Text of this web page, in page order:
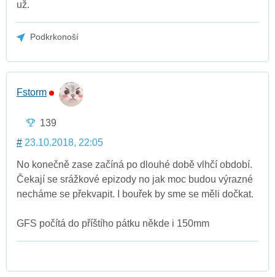
už.
Podkrkonoší
Fstorm
139
# 23.10.2018, 22:05
No konečně zase začíná po dlouhé době vlhčí období.
Čekají se srážkové epizody no jak moc budou výrazné
necháme se překvapit. I bouřek by sme se měli dočkat.
GFS počítá do příštího pátku někde i 150mm